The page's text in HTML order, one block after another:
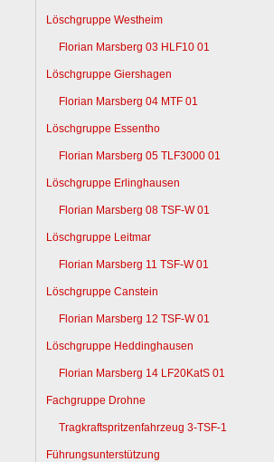
Löschgruppe Westheim
Florian Marsberg 03 HLF10 01
Löschgruppe Giershagen
Florian Marsberg 04 MTF 01
Löschgruppe Essentho
Florian Marsberg 05 TLF3000 01
Löschgruppe Erlinghausen
Florian Marsberg 08 TSF-W 01
Löschgruppe Leitmar
Florian Marsberg 11 TSF-W 01
Löschgruppe Canstein
Florian Marsberg 12 TSF-W 01
Löschgruppe Heddinghausen
Florian Marsberg 14 LF20KatS 01
Fachgruppe Drohne
Tragkraftspritzenfahrzeug 3-TSF-1
Führungsunterstützung